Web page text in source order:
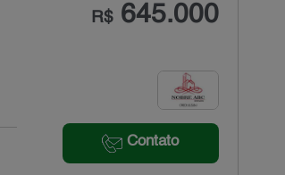
R$645.000
Contato